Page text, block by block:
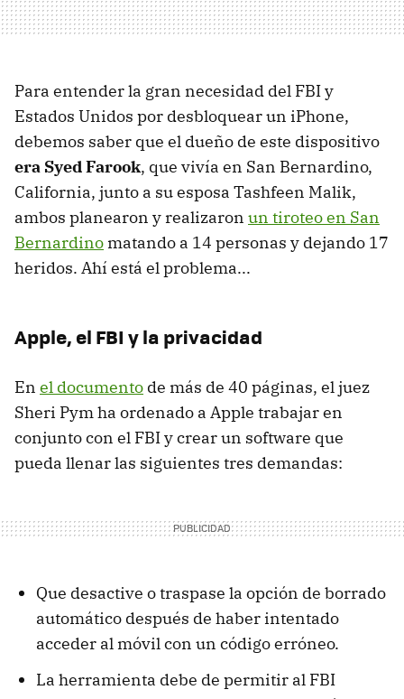
Para entender la gran necesidad del FBI y
Estados Unidos por desbloquear un iPhone,
debemos saber que el dueño de este dispositivo
era Syed Farook, que vivía en San Bernardino,
California, junto a su esposa Tashfeen Malik,
ambos planearon y realizaron un tiroteo en San
Bernardino matando a 14 personas y dejando 17
heridos. Ahí está el problema...
Apple, el FBI y la privacidad
En el documento de más de 40 páginas, el juez
Sheri Pym ha ordenado a Apple trabajar en
conjunto con el FBI y crear un software que
pueda llenar las siguientes tres demandas:
Que desactive o traspase la opción de borrado
automático después de haber intentado
acceder al móvil con un código erróneo.
La herramienta debe de permitir al FBI